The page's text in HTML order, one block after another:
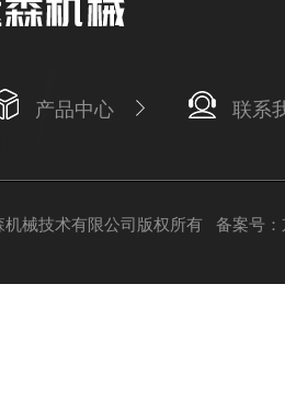
产品中心 联系
机械技术有限公司版权所有 备案号：